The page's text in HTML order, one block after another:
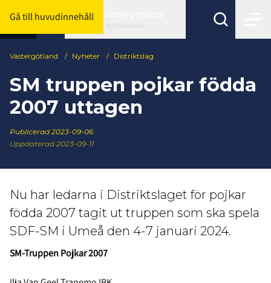
Gå till huvudinnehåll
Byt förbund här
Västergötland / Nyheter / Distriktslag
SM truppen pojkar födda
2007 uttagen
Publicerad 2023-09-06
Uppdaterad 2023-09-11
Nu har ledarna i Distriktslaget för pojkar
födda 2007 tagit ut truppen som ska spela
SDF-SM i Umeå den 4-7 januari 2024.
SM-Truppen Pojkar 2007